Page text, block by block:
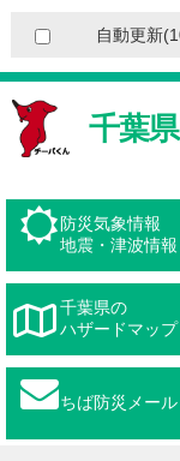
自動更新
千葉
防災気象情報
地震・津波情報
千葉県の
ハザードマップ
ちば防災メール